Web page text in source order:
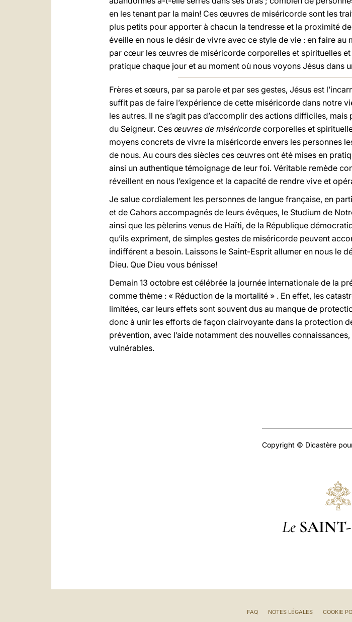
en les tenant par la main! Ces œuvres de miséricorde sont les
plus petits pour apporter à chacun la tendresse et la proximité
éveille en nous le désir de vivre avec ce style de vie : en faire
par cœur les œuvres de miséricorde corporelles et spirituelles et
pratique chaque jour et au moment où nous voyons Jésus dans
Frères et sœurs, par sa parole et par ses gestes, Jésus est
suffit pas de faire l’expérience de cette miséricorde dans notre
les autres. Il ne s’agit pas d’accomplir des actions difficiles,
du Seigneur. Ces œuvres de miséricorde corporelles et
moyens concrets de vivre la miséricorde envers les personnes
de nous. Au cours des siècles ces œuvres ont été mises en
ainsi un authentique témoignage de leur foi. Véritable remède
réveillent en nous l’exigence et la capacité de rendre vive et
Je salue cordialement les personnes de langue française, en
et de Cahors accompagnés de leurs évêques, le Studium de
ainsi que les pèlerins venus de Haïti, de la République
qu’ils expriment, de simples gestes de miséricorde peuvent
indifférent a besoin. Laissons le Saint-Esprit allumer en nous le
Dieu. Que Dieu vous bénisse!
Demain 13 octobre est célébrée la journée internationale de la
comme thème : « Réduction de la mortalité » . En effet, les
limitées, car leurs effets sont souvent dus au manque de
donc à unir les efforts de façon clairvoyante dans la protection
prévention, avec l’aide notamment des nouvelles
vulnérables.
Copyright © Dicastère
Le
FAQ NOTES LÉGALES COOKIE